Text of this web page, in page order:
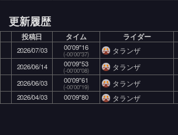
更新履歴
投稿日 タイム ライダー
2026/07/03 00'09"16
(-00'00"37) タランザ
2026/06/14 00'09"53
(-00'00"08) タランザ
2026/06/03 00'09"61
(-00'00"19) タランザ
2026/04/03 00'09"80 タランザ